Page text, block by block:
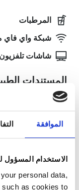
الموافقة
الاستخدام المسؤول
personal data,
such as cookies to
المرطبات
شبكة واي فاي
شاشات تلفزيون
المستندات
تتطلب هذه العيادة
الكلوي. يمكنك رفع
العيادة عند وصولك.
Form
أيام العلاج